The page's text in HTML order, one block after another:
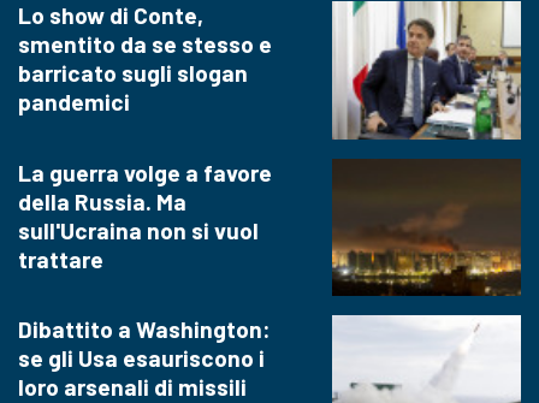
Lo show di Conte,
smentito da se stesso e
barricato sugli slogan
pandemici
La guerra volge a favore
della Russia. Ma
sull'Ucraina non si vuol
trattare
Dibattito a Washington:
se gli Usa esauriscono i
loro arsenali di missili